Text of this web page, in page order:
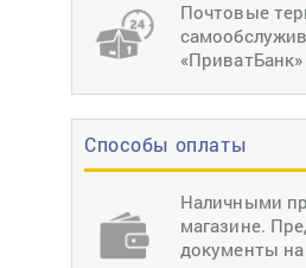
Почтовые
«ПриватБанк»
Способы оплаты
Наличными
магазине.
документы